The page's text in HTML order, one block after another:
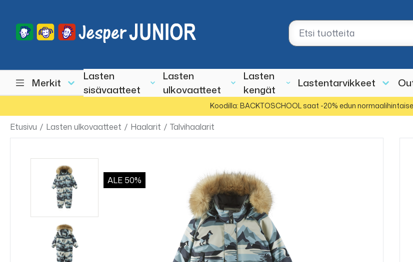
Merkit
Lasten
sisävaatteet
Lasten
ulkovaatteet
Lasten
kengät
Lastentarvikkeet
Koodilla: BACKTOSCHOOL saat -20% edun
Etusivu / Lasten ulkovaatteet / Haalarit / Talvihaalarit
ALE 50%